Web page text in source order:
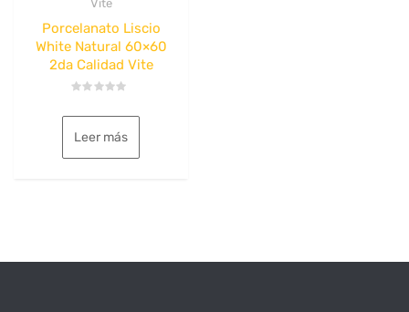
Vite
Porcelanato Liscio
White Natural 60×60
2da Calidad Vite
con
de
Leer más